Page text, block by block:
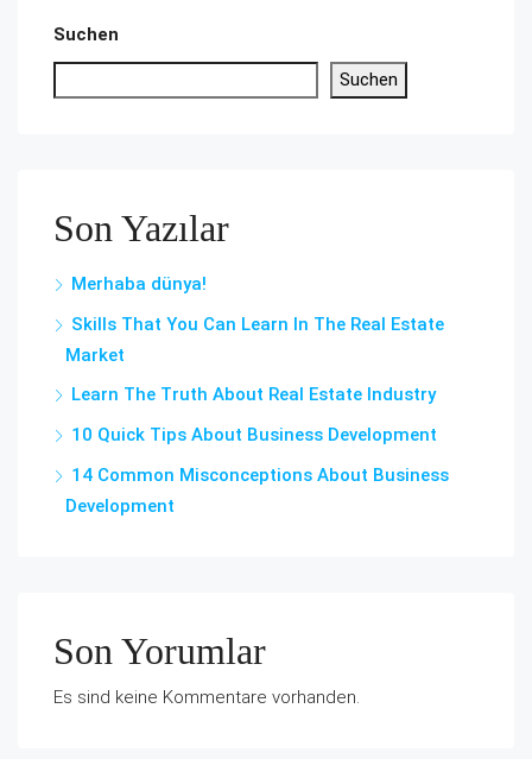
Suchen
Suchen
Son Yazılar
Merhaba dünya!
Skills That You Can Learn In The Real Estate
Market
Learn The Truth About Real Estate Industry
10 Quick Tips About Business Development
14 Common Misconceptions About Business
Development
Son Yorumlar
Es sind keine Kommentare vorhanden.